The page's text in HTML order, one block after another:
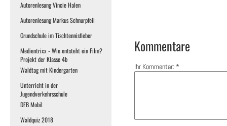
Autorenlesung Vincie Halen
Autorenlesung Markus Schnurpfeil
Grundschule im Tischtennisfieber
Medientrixx - Wie entsteht ein Film?
Projekt der Klasse 4b
Waldtag mit Kindergarten
Unterricht in der
Jugendverkehrsschule
DFB Mobil
Waldquiz 2018
Kommentare
Ihr Kommentar: *